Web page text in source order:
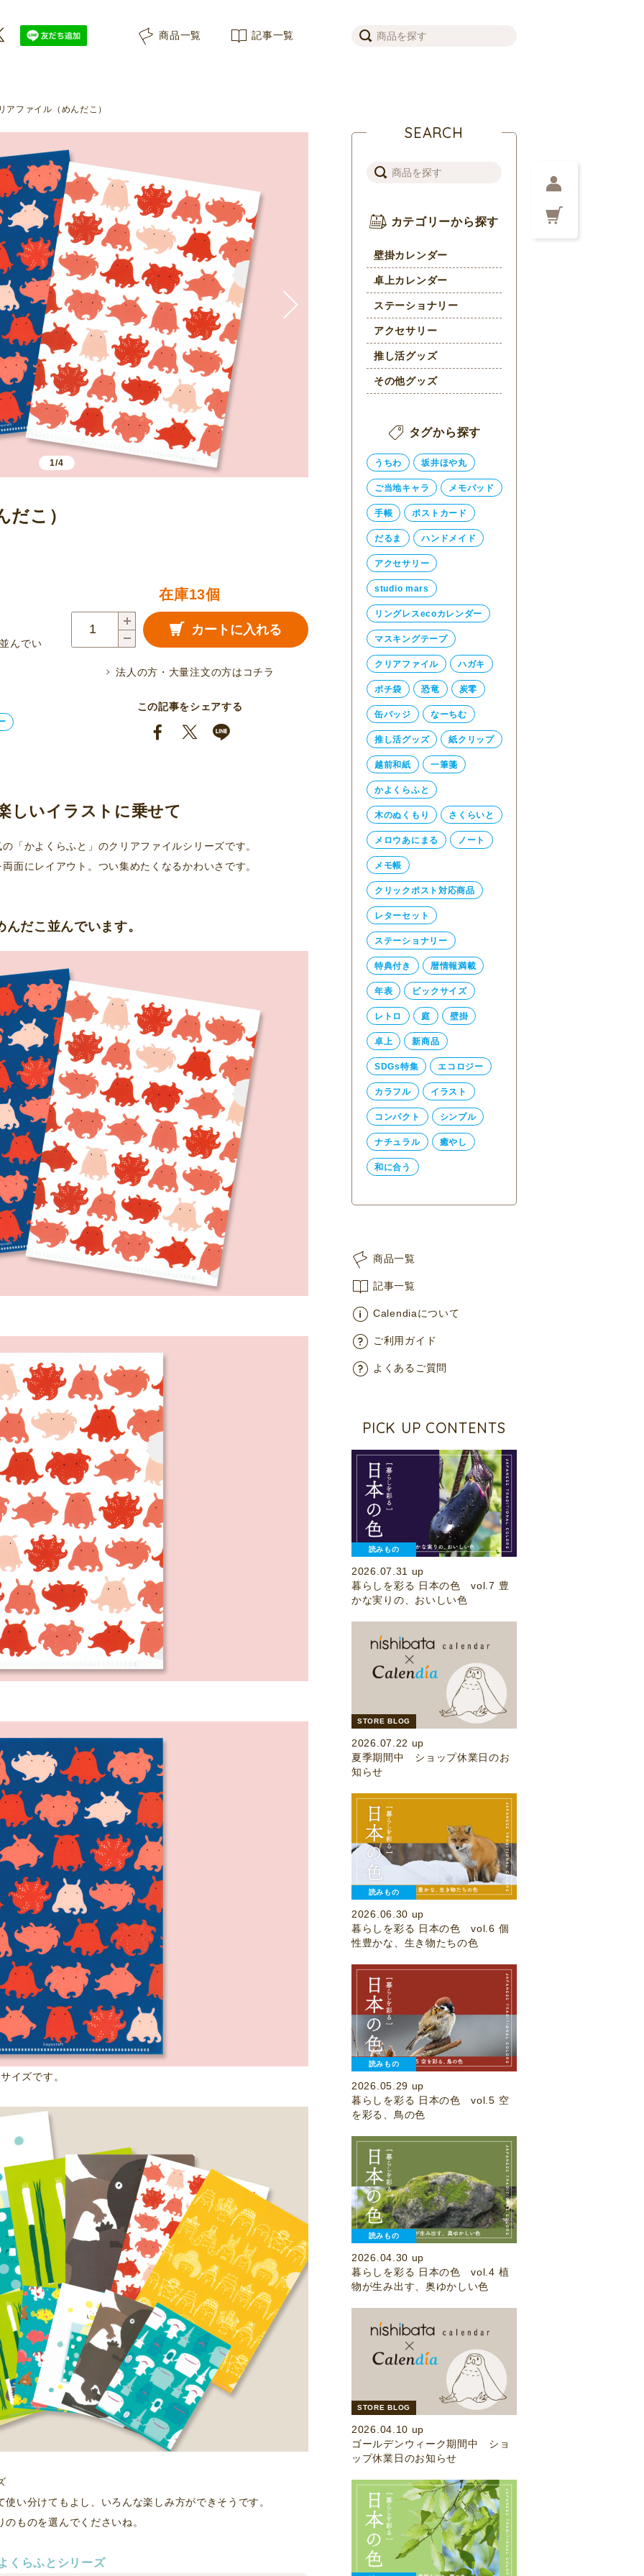
商品一覧
記事一覧
アファイル（めんだこ）
1/4
こ）
んでい
在庫13個
ん
こ）
個
カートに入れる
法人の方・大量注文の方はコチラ
この記事をシェアする
しいイラストに乗せて
「かよくらふと」のクリアファイルシリーズです。
面にレイアウト。つい集めたくなるかわいさです。
だこ並んでいます。
イズです。
い分けてもよし、いろんな楽しみ方ができそうです。
ものを選んでくださいね。
くらふとシリーズ
SEARCH
カテゴリーから探す
壁掛カレンダー
卓上カレンダー
ステーショナリー
アクセサリー
推し活グッズ
その他グッズ
タグから探す
うちわ 坂井ほや丸
ご当地キャラ メモパッド
手帳 ポストカード
だるま ハンドメイド
アクセサリー
studio mars
リングレスecoカレンダー
マスキングテープ
クリアファイル ハガキ
ポチ袋 恐竜 炭零
缶バッジ なーちむ
推し活グッズ 紙クリップ
越前和紙 一筆箋
かよくらふと
木のぬくもり さくらいと
メロウあにまる ノート
メモ帳
クリックポスト対応商品
レターセット
ステーショナリー
特典付き 暦情報満載
年表 ビックサイズ
レトロ 庭 壁掛
卓上 新商品
SDGs特集 エコロジー
カラフル イラスト
コンパクト シンプル
ナチュラル 癒やし
和に合う
商品一覧
記事一覧
Calendiaについて
ご利用ガイド
よくあるご質問
PICK UP CONTENTS
読みもの
2026.07.31 up
暮らしを彩る 日本の色 vol.7 豊
かな実りの、おいしい色
STORE BLOG
2026.07.22 up
夏季期間中 ショップ休業日のお
知らせ
読みもの
2026.06.30 up
暮らしを彩る 日本の色 vol.6 個
性豊かな、生き物たちの色
読みもの
2026.05.29 up
暮らしを彩る 日本の色 vol.5 空
を彩る、鳥の色
読みもの
2026.04.30 up
暮らしを彩る 日本の色 vol.4 植
物が生み出す、奥ゆかしい色
STORE BLOG
2026.04.10 up
ゴールデンウィーク期間中 ショ
ップ休業日のお知らせ